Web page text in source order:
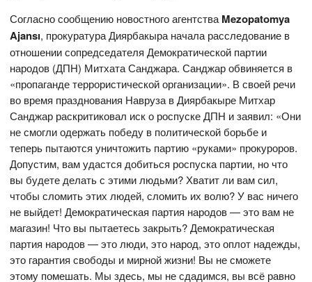
Согласно сообщению новостного агентства Mezopatomya
Ajansı, прокуратура Диярбакыра начала расследование в
отношении сопредседателя Демократической партии
народов (ДПН) Митхата Санджара. Санджар обвиняется в
«пропаганде террористической организации». В своей речи
во время празднования Навруза в Диярбакыре Митхар
Санджар раскритиковал иск о роспуске ДПН и заявил: «Они
не смогли одержать победу в политической борьбе и
теперь пытаются уничтожить партию «руками» прокуроров.
Допустим, вам удастся добиться роспуска партии, но что
вы будете делать с этими людьми? Хватит ли вам сил,
чтобы сломить этих людей, сломить их волю? У вас ничего
не выйдет! Демократическая партия народов — это вам не
магазин! Что вы пытаетесь закрыть? Демократическая
партия народов — это люди, это народ, это оплот надежды,
это гарантия свободы и мирной жизни! Вы не сможете
этому помешать. Мы здесь, мы не сдадимся, вы всё равно